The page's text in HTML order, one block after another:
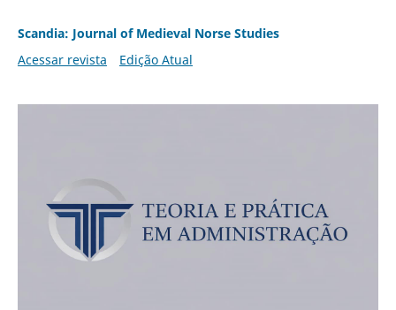
Scandia: Journal of Medieval Norse Studies
Acessar revista
Edição Atual